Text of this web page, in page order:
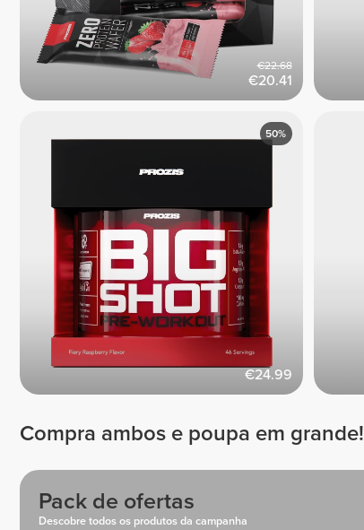
€20.41
€22.68
€24.99
50%
Compra ambos e poupa em grande!
Pack de ofertas
Descobre todos os produtos da campanha